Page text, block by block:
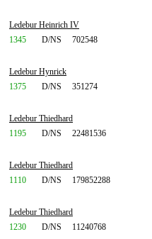
Ledebur Heinrich IV
1345
D/NS 702548
Ledebur Hynrick
1375
D/NS 351274
Ledebur Thiedhard
1195
D/NS 22481536
Ledebur Thiedhard
1110
D/NS 179852288
Ledebur Thiedhard
1230
D/NS 11240768